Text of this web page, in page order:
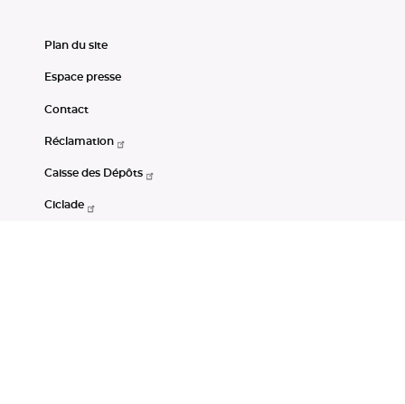
Plan du site
Espace presse
Contact
Réclamation
Caisse des Dépôts
Ciclade